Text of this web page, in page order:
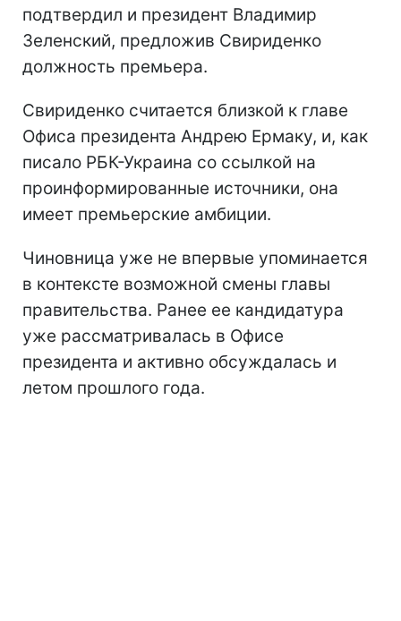
подтвердил и президент Владимир
Зеленский, предложив Свириденко
должность премьера.
Свириденко считается близкой к главе
Офиса президента Андрею Ермаку, и, как
писало РБК-Украина со ссылкой на
проинформированные источники, она
имеет премьерские амбиции.
Чиновница уже не впервые упоминается
в контексте возможной смены главы
правительства. Ранее ее кандидатура
уже рассматривалась в Офисе
президента и активно обсуждалась и
летом прошлого года.